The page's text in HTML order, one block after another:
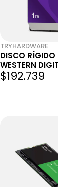
TRYHARDWARE
DISCO RÍGIDO
WESTERN
SATA
$192.739